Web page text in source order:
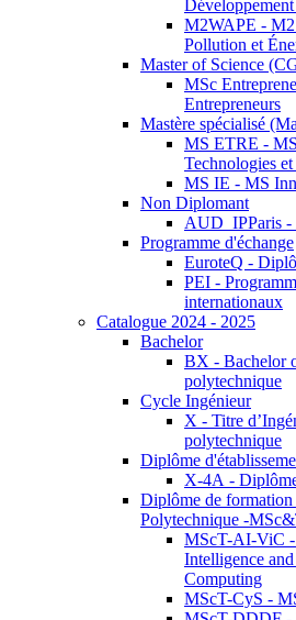
M2WAPE -
Pollution et
Master of Science
MSc
Entrepreneurs
Mastère spécialisé
MS ETRE -
Technologies
MS IE - MS
Non Diplomant
AUD_IPParis
Programme d'échange
EuroteQ -
PEI -
internationaux
Catalogue 2024 - 2025
Bachelor
BX - Bachelor
polytechnique
Cycle Ingénieur
X - Titre
polytechnique
Diplôme
X-4A -
Diplôme de
Polytechnique -
MScT-AI-ViC
Intelligence
Computing
MScT-CyS -